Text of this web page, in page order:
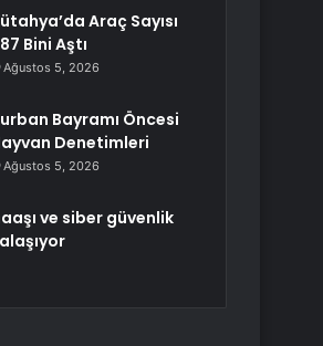
Araç Sayısı
Bini Aştı
Ağustos 5, 2026
Bayramı Öncesi
Denetimleri
Ağustos 5, 2026
ve siber güvenlik